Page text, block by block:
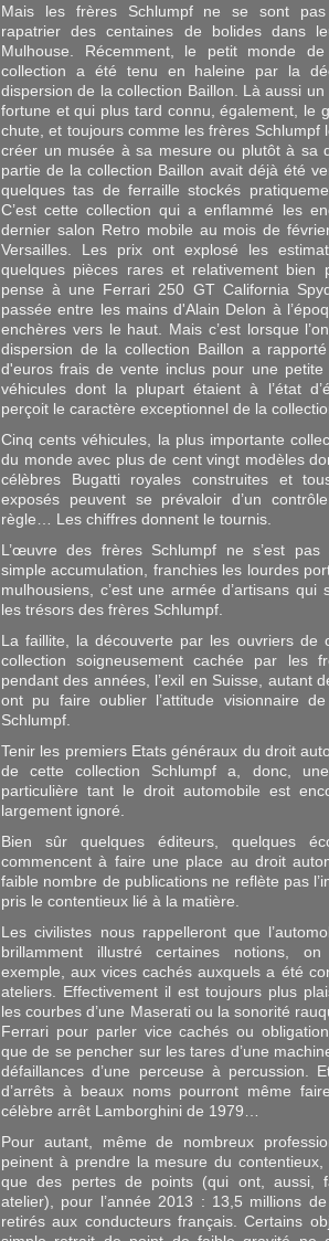
Mais les frères Schlumpf ne se sont
rapatrier des centaines de bolides dans
Mulhouse. Récemment, le petit monde
collection a été tenu en haleine par la
dispersion de la collection Baillon. Là aussi
fortune et qui plus tard connu, également, le
chute, et toujours comme les frères Schlumpf
créer un musée à sa mesure ou plutôt à sa
partie de la collection Baillon avait déjà été
quelques tas de ferraille stockés
C’est cette collection qui a enflammé les
dernier salon Retro mobile au mois de
Versailles. Les prix ont explosé les
quelques pièces rares et relativement bien
pense à une Ferrari 250 GT California
passée entre les mains d'Alain Delon à
enchères vers le haut. Mais c’est lorsque
dispersion de la collection Baillon a
d'euros frais de vente inclus pour une petite
véhicules dont la plupart étaient à l’état
perçoit le caractère exceptionnel de la
Cinq cents véhicules, la plus importante
du monde avec plus de cent vingt modèles
célèbres Bugatti royales construites et
exposés peuvent se prévaloir d’un
règle… Les chiffres donnent le tournis.
L’œuvre des frères Schlumpf ne s’est
simple accumulation, franchies les lourdes
mulhousiens, c’est une armée d’artisans qui
les trésors des frères Schlumpf.
La faillite, la découverte par les ouvriers de
collection soigneusement cachée par les
pendant des années, l’exil en Suisse, autant
ont pu faire oublier l’attitude visionnaire
Schlumpf.
Tenir les premiers Etats généraux du droit
de cette collection Schlumpf a, donc,
particulière tant le droit automobile est
largement ignoré.
Bien sûr quelques éditeurs, quelques
commencent à faire une place au droit
faible nombre de publications ne reflète pas
pris le contentieux lié à la matière.
Les civilistes nous rappelleront que
brillamment illustré certaines notions,
exemple, aux vices cachés auxquels a été
ateliers. Effectivement il est toujours plus
les courbes d’une Maserati ou la sonorité
Ferrari pour parler vice cachés ou
que de se pencher sur les tares d’une
défaillances d’une perceuse à percussion.
d’arrêts à beaux noms pourront même
célèbre arrêt Lamborghini de 1979…
Pour autant, même de nombreux
peinent à prendre la mesure du
que des pertes de points (qui ont, aussi,
atelier), pour l’année 2013 : 13,5 millions
retirés aux conducteurs français. Certains